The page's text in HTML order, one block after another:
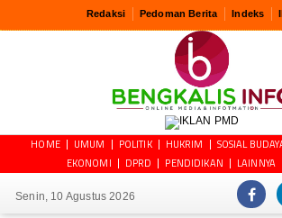
Redaksi Pedoman Berita Indeks
HOME UMUM POLITIK HUKRIM SOSIAL
EKONOMI
DPRD PENDIDIKAN LAINNYA
Senin, 10 Agustus 2026